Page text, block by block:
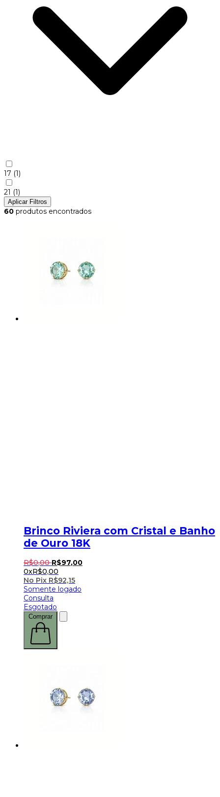
17 (1)
21 (1)
Aplicar Filtros
60 produtos encontrados
Brinco Riviera com Cristal e Banho
de Ouro 18K
R$0,00 R$97,00
0xR$0,00
No Pix R$92,15
Somente logado
Consulta
Esgotado
Comprar